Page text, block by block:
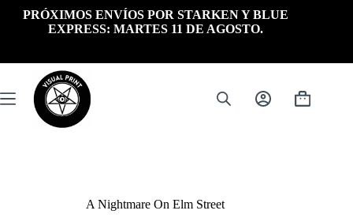
PRÓXIMOS ENVÍOS POR STARKEN Y BLUE
EXPRESS: MARTES 11 DE AGOSTO.
Carrito
A Nightmare On Elm Street